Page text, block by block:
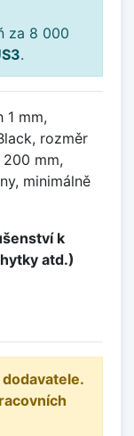
za 8 000
.
1 mm,
rozměr
mm,
minimálně
k
atd.)